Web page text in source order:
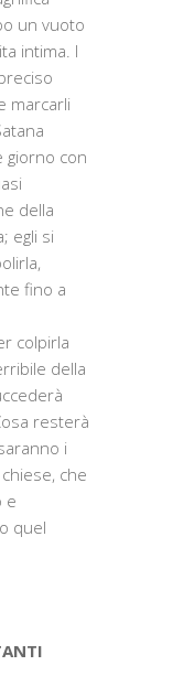
un vuoto
intima. I
marcarli
giorno con
della
egli si
fino a
colpirla
della
resterà
i
che
e
quel